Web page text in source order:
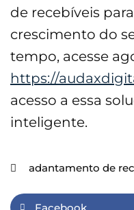
de recebíveis
crescimento do
tempo, acesse
https://
acesso a essa
inteligente.
adantamento de
Facebook